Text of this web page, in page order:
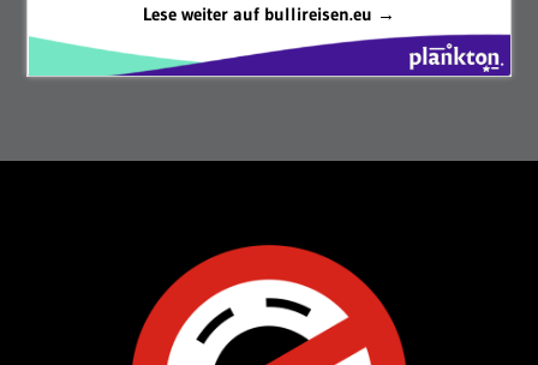
Lese weiter auf bullireisen.eu →